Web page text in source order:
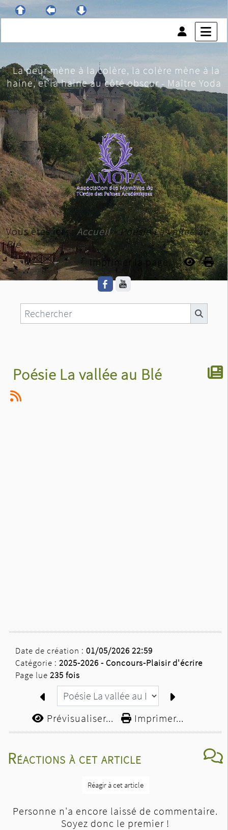
La peur mène à la colère, la colère mène à la
haine, et la haine au côté obscur - Maître Yoda
Vous êtes ici : Accueil»Poésie La vallée au
Blé
Imprimer la page...
Poésie La vallée au Blé
Date de création : 01/05/2026 22:59
Catégorie : 2025-2026 -Concours-Plaisir d'écrire
Page lue 235 fois
Prévisualiser... Imprimer...
Réactions à cet article
Réagir à cet article
Personne n'a encore laissé de commentaire.
Soyez donc le premier !